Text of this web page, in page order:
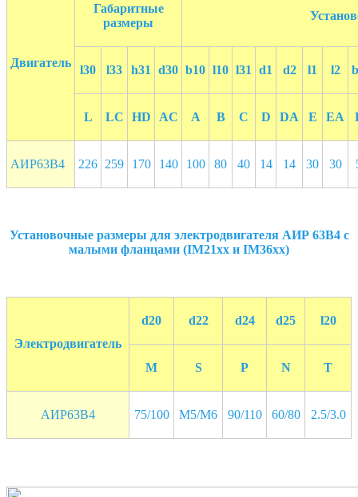
Двигатель
Габаритные
размеры
l30 l33 h31 d30 b10 l10 l31 d1 d2 l1 l2
L LC HD AC A B C D DА E ЕА
АИР63В4 226 259 170 140 100 80 40 14 14 30 30
Установочные размеры для электродвигателя АИР 63В4 с
малыми фланцами (IM21хх и IM36хх)
Электродвигатель
d20 d22 d24 d25 l20
M S P N T
АИР63В4 75/100 M5/M6 90/110 60/80 2.5/3.0